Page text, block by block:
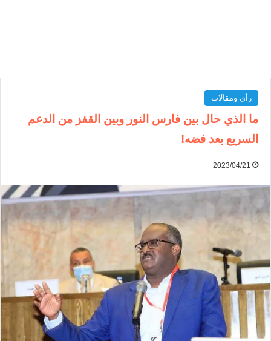
رأي ومقالات
ما الذي حال بين فارس النور وبين القفز من الدعم
السريع بعد فضه!
2023/04/21